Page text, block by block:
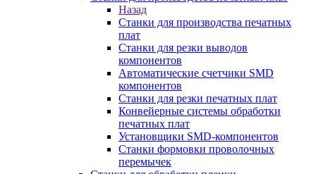
Назад
Станки для производства печатных
плат
Станки для резки выводов
компонентов
Автоматические счетчики SMD
компонентов
Станки для резки печатных плат
Конвейерные системы обработки
печатных плат
Установщики SMD-компонентов
Станки формовки проволочных
перемычек